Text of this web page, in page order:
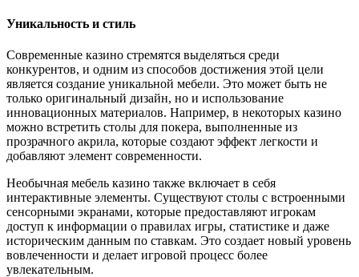
Уникальность и стиль
Современные казино стремятся выделяться среди
конкурентов, и одним из способов достижения этой цели
является создание уникальной мебели. Это может быть не
только оригинальный дизайн, но и использование
инновационных материалов. Например, в некоторых казино
можно встретить столы для покера, выполненные из
прозрачного акрила, которые создают эффект легкости и
добавляют элемент современности.
Необычная мебель казино также включает в себя
интерактивные элементы. Существуют столы с встроенными
сенсорными экранами, которые предоставляют игрокам
доступ к информации о правилах игры, статистике и даже
историческим данным по ставкам. Это создает новый уровень
вовлеченности и делает игровой процесс более
увлекательным.